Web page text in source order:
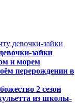
зайки
и морем
перерождении в
2 сезон
из школы-